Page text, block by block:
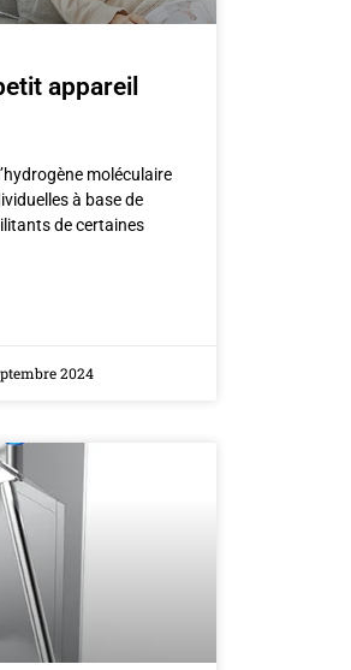
appareil
moléculaire
à base de
de certaines
2024